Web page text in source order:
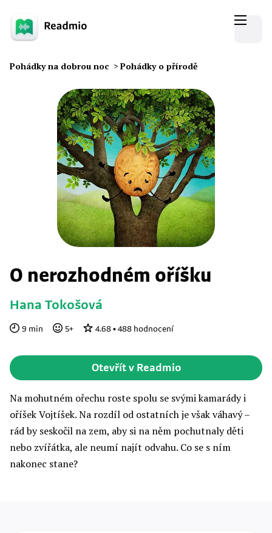
Pohádky na dobrou noc > Pohádky o přírodě
O nerozhodném oříšku
Hana Tokošová
9 min 5+ 4.68 • 488 hodnocení
Otevřít v Readmio
Na mohutném ořechu roste spolu se svými kamarády i
oříšek Vojtíšek. Na rozdíl od ostatních je však váhavý –
rád by seskočil na zem, aby si na něm pochutnaly děti
nebo zvířátka, ale neumí najít odvahu. Co se s ním
nakonec stane?